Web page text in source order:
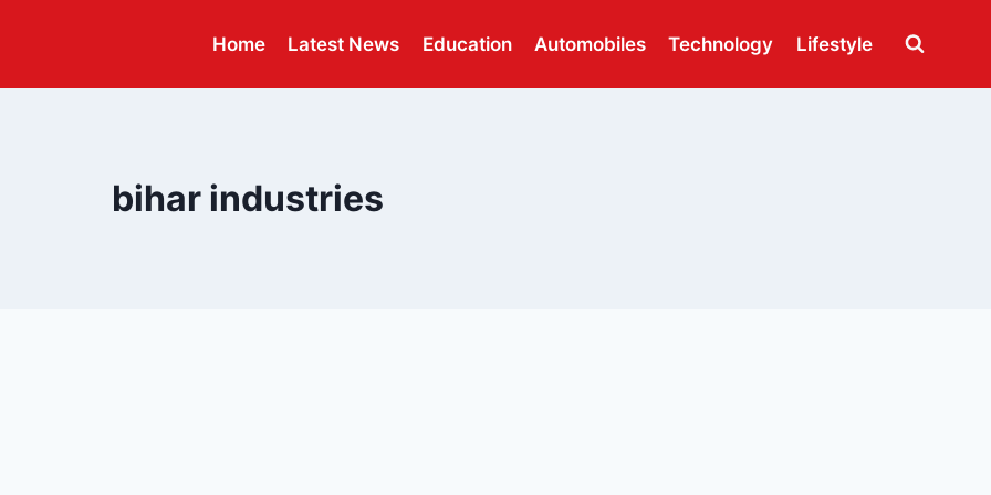
Home Latest News Education Automobiles Technology Lifestyle
bihar industries